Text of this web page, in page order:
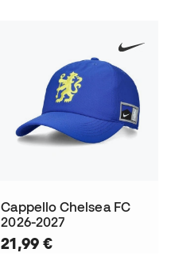
Cappello Chelsea FC
2026-2027
21,99 €